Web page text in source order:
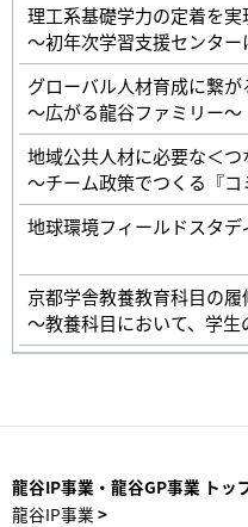
理工系基礎学力の定着を
～初年次学習支援センタ
グローバル人材育成に繋
～広がる龍谷ファミリー～
地域公共人材に必要な＜
～チーム政策でつくる『
地球環境フィールドスタデ
京都学舎教養教育科目の
～教養科目において、学
龍谷IP事業・龍谷GP事業 トッ
龍谷IP事業